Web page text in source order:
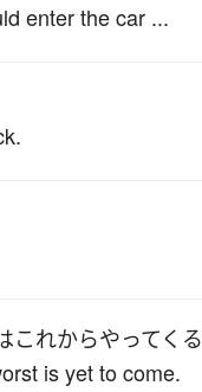
enter the car ...
これからやってくる
is yet to come.